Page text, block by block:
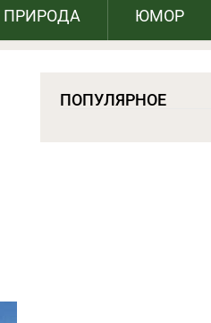
ПРИРОДА ЮМОР
ПОПУЛЯРНОЕ